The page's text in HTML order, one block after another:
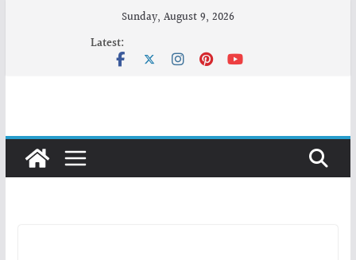
Sunday, August 9, 2026
Latest: